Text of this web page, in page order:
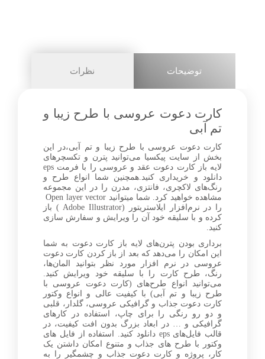
0
توضیحات نظرات
کارت دعوت عروسی با طرح زیبا و
تم آبی
کارت دعوت عروسی با طرح زیبا و تم آبی،در این
بخش از سایت پیکسیا می‌توانید پترن و تکسچرهای
لایه باز کارت دعوت عقد و عروسی را با فرمت eps
دانلود و خریداری کنید.همچنین شما انواع طرح و
رنگ‌های لاکچری، فانتزی، مدرن را در این مجموعه
مشاهده خواهید کرد. شما میتوانید Open layer vector
را در نرم‌افزار ایلاستریتور (Adobe Illustrator ) باز
کرده و با سلیقه خود آن را ویرایش و سفارش سازی
کنید.
برداری بودن پترن‌های لایه باز کارت دعوت به شما
این امکان را می‌دهد که بعد از باز کردن کارت دعوت
عروسی در نرم افزار مورد نظر بتوانید المان‌ها،
رنگ، طرح کارت را با سلیقه خود ویرایش کنید.
می‌توانید انواع طرح‌های (کارت دعوت عروسی با
طرح زیبا و تم آبی) با کیفیت عالی و انواع وکتور
کارت دعوت جذاب و گرافیکی عروسی، گلدار، قلبی
و دو رو رنگی را برای چاپ، استفاده در کا‌رهای
گرافیکی و … در ابعاد بزرگ بدون افت کیفیت، در
قالب فایل‌های eps دانلود کنید. استفاده از فایل های
وکتور با طرح های جذاب و متنوع امکان داشتن یک
کار، پروژه و کارت دعوت جذاب و چشمگیر را به